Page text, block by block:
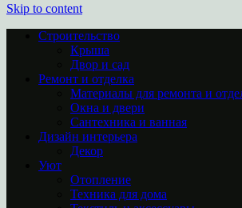
Skip to content
Строительство
Крыша
Двор и сад
Ремонт и отделка
Материалы для ремонта и
Окна и двери
Сантехника и ванная
Дизайн интерьера
Декор
Уют
Отопление
Техника для дома